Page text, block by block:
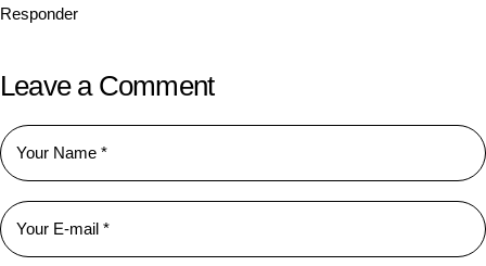
Responder
Leave a Comment